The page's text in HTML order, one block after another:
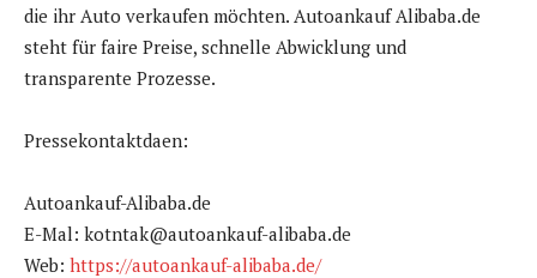
die ihr Auto verkaufen möchten. Autoankauf Alibaba.de
steht für faire Preise, schnelle Abwicklung und
transparente Prozesse.
Pressekontaktdaen:
Autoankauf-Alibaba.de
E-Mal: kotntak@autoankauf-alibaba.de
Web: https://autoankauf-alibaba.de/